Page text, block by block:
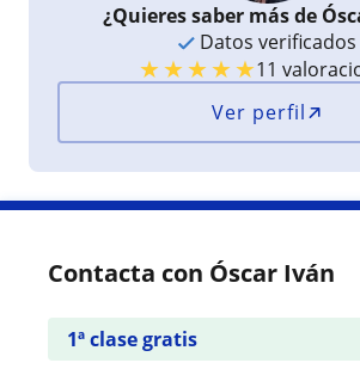
¿Quieres saber más de
Datos verificados
★★★★★11
Ver perfil
Contacta con Óscar Iván
1ª clase gratis